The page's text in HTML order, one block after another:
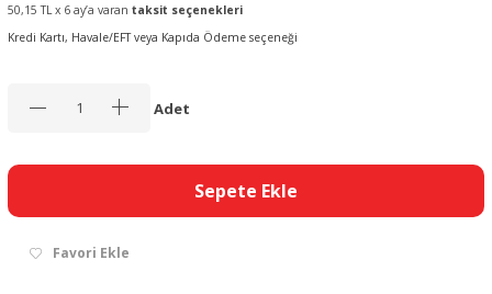
50,15 TL x 6 ay’a varan taksit seçenekleri
Kredi Kartı, Havale/EFT veya Kapıda Ödeme seçeneği
Adet
Sepete Ekle
Favori Ekle